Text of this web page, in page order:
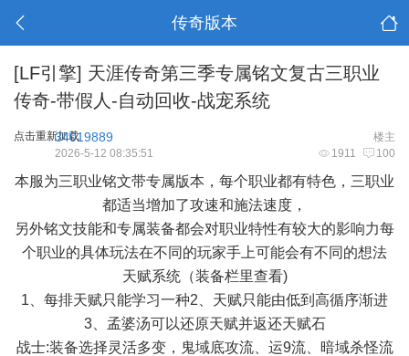
传奇版本
[LF引擎] 天涯传奇第三季专属铭文复古三职业
传奇-带假人-自动回收-战宠系统
点击重新加载 楼主
34019889
1911 100
2026-5-12 08:35:51
本服为三职业铭文带专属版本，每个职业都有特色，三职业
都适当增加了攻速和施法速度，
另外铭文技能和专属装备都会对职业特性有较大的影响力每
个职业的具体玩法在不同的玩家手上可能会有不同的想法
天赋系统（装备栏里查看)
1、每排天赋只能学习一种2、天赋只能由低到高循序渐进
3、孟婆汤可以还原天赋并返还天赋石
战士:装备选择灵活多变，鬼域底攻流、运9流、暗域杀怪流